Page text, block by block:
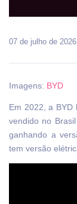
07 de julho de 2026
Imagens: BYD
Em 2022, a BYD
vendido no
ganhando a
tem versão